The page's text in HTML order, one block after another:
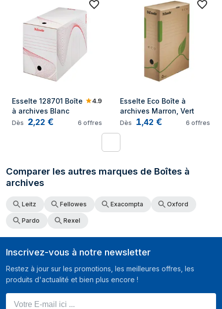
Esselte 128701 Boîte
à archives Blanc
4.9
Dès 2,22 € 6 offres
Esselte Eco Boîte à
archives Marron, Vert
Dès 1,42 € 6 offres
Comparer les autres marques de Boîtes à
archives
Leitz Fellowes Exacompta Oxford
Pardo Rexel
Inscrivez-vous à notre newsletter
Restez à jour sur les promotions, les meilleures offres, les
produits d'actualité et bien plus encore !